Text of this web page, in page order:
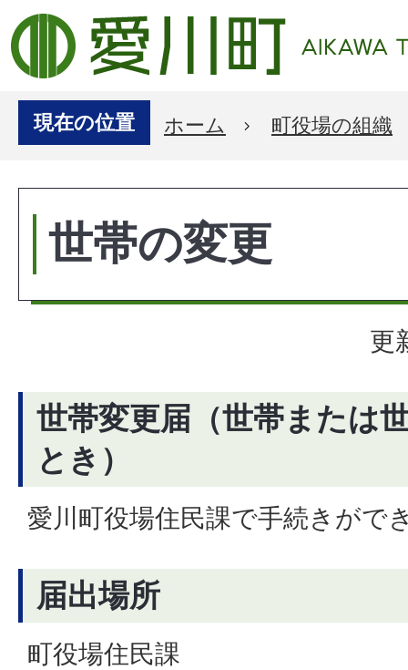
現在の位置 ホーム 町役場の組織
世帯の変更
更
世帯変更届（世帯または
とき）
愛川町役場住民課で手続きがで
届出場所
町役場住民課